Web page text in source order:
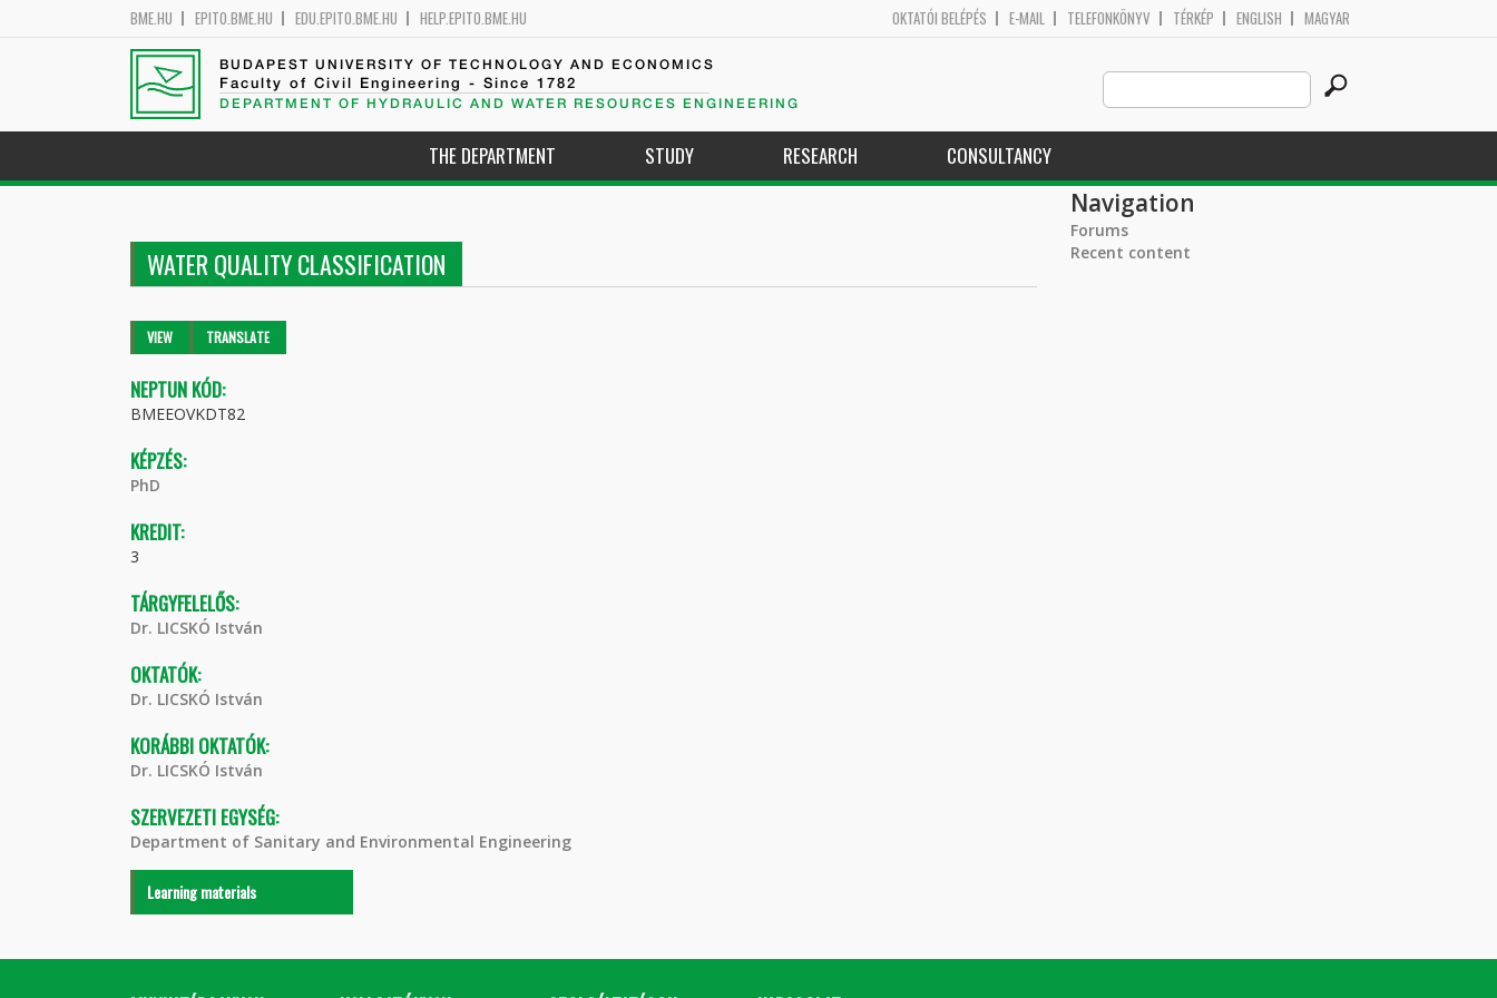
BME.HU EPITO.BME.HU EDU.EPITO.BME.HU HELP.EPITO.BME.HU OKTATÓI BELÉPÉS E-MAIL TELEFONKÖNYV TÉRKÉP ENGLISH MAGYAR
BUDAPEST UNIVERSITY OF TECHNOLOGY AND ECONOMICS
Faculty of Civil Engineering - Since 1782
DEPARTMENT OF HYDRAULIC AND WATER RESOURCES ENGINEERING
Search
this
site
THE DEPARTMENT STUDY RESEARCH CONSULTANCY
WATER QUALITY CLASSIFICATION
Primary tabs
VIEW (ACTIVETRANSLATE
NEPTUN KÓD:
BMEEOVKDT82
KÉPZÉS:
PhD
KREDIT:
3
TÁRGYFELELŐS:
Dr. LICSKÓ István
OKTATÓK:
Dr. LICSKÓ István
KORÁBBI OKTATÓK:
Dr. LICSKÓ István
SZERVEZETI EGYSÉG:
Department of Sanitary and Environmental Engineering
Learning materials
Navigation
Forums
Recent content